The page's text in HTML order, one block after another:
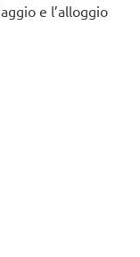
e l’alloggio